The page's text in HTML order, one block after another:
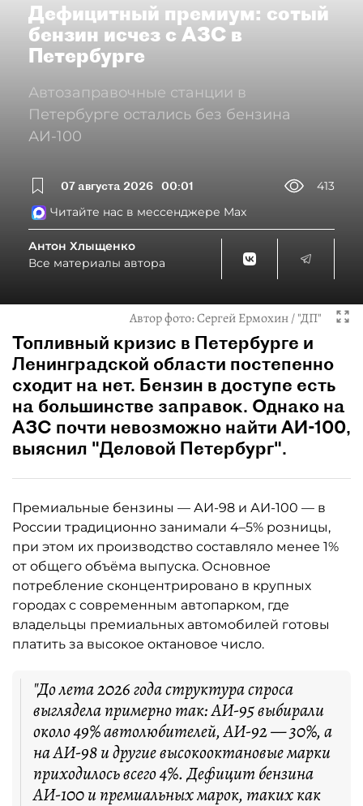
Дефицитный премиум: сотый
бензин исчез с АЗС в
Петербурге
Автозаправочные станции в
Петербурге остались без бензина
АИ-100
07 августа 2026 00:01
413
Читайте нас в мессенджере Max
Антон Хлыщенко
Все материалы автора
Автор фото:Сергей Ермохин / "ДП"
Топливный кризис в Петербурге и
Ленинградской области постепенно
сходит на нет. Бензин в доступе есть
на большинстве заправок. Однако на
АЗС почти невозможно найти АИ-100,
выяснил "Деловой Петербург".
Премиальные бензины — АИ-98 и АИ-100 — в
России традиционно занимали 4–5% розницы,
при этом их производство составляло менее 1%
от общего объёма выпуска. Основное
потребление сконцентрировано в крупных
городах с современным автопарком, где
владельцы премиальных автомобилей готовы
платить за высокое октановое число.
"До лета 2026 года структура спроса
выглядела примерно так: АИ-95 выбирали
около 49% автолюбителей, АИ-92 — 30%, а
на АИ-98 и другие высокооктановые марки
приходилось всего 4%. Дефицит бензина
АИ-100 и премиальных марок, таких как